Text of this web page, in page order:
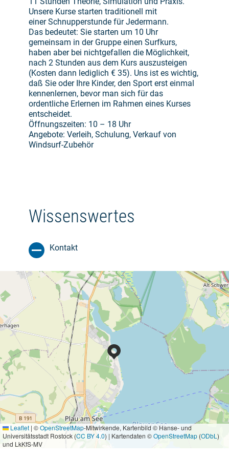
Unsere Kurse starten traditionell mit
einer Schnupperstunde für Jedermann.
Das bedeutet: Sie starten um 10 Uhr
gemeinsam in der Gruppe einen Surfkurs,
haben aber bei nichtgefallen die Möglichkeit,
nach 2 Stunden aus dem Kurs auszusteigen
(Kosten dann lediglich € 35). Uns ist es wichtig,
daß Sie oder Ihre Kinder, den Sport erst einmal
kennenlernen, bevor man sich für das
ordentliche Erlernen im Rahmen eines Kurses
entscheidet.
Öffnungszeiten: 10 – 18 Uhr
Angebote: Verleih, Schulung, Verkauf von
Windsurf-Zubehör
Wissenswertes
Kontakt
Leaflet | ©OpenStreetMap-Mitwirkende, Kartenbild © Hanse- und
Universitätsstadt Rostock (CC BY 4.0) | Kartendaten ©OpenStreetMap (ODbL )
und LkKfS-MV